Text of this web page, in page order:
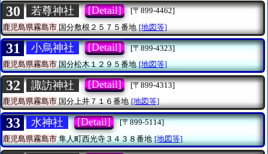
30 若尊神社 [Detail]
[〒899-4462]
鹿児島県霧島市 国分敷根２５７５番地 [地図等]
31 小烏神社 [Detail]
[〒899-4323]
鹿児島県霧島市国分松木１２９５番地 [地図等]
32 諏訪神社 [Detail]
[〒899-4313]
鹿児島県霧島市国分上井７１６番地 [地図等]
33 水神社 [Detail]
[〒899-5114]
鹿児島県霧島市隼人町西光寺３４３８番地 [地図等]